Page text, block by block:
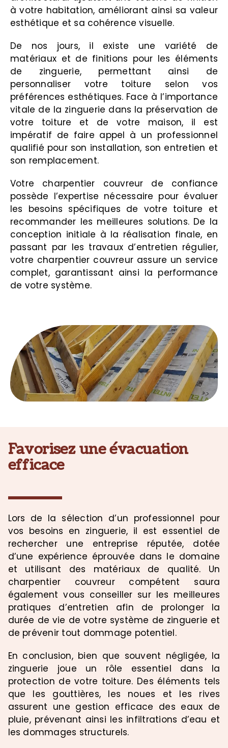
à votre habitation, améliorant ainsi sa valeur
esthétique et sa cohérence visuelle.
De nos jours, il existe une variété de
matériaux et de finitions pour les éléments
de zinguerie, permettant ainsi de
personnaliser votre toiture selon vos
préférences esthétiques. Face à l’importance
vitale de la zinguerie dans la préservation de
votre toiture et de votre maison, il est
impératif de faire appel à un professionnel
qualifié pour son installation, son entretien et
son remplacement.
Votre charpentier couvreur de confiance
possède l’expertise nécessaire pour évaluer
les besoins spécifiques de votre toiture et
recommander les meilleures solutions. De la
conception initiale à la réalisation finale, en
passant par les travaux d’entretien régulier,
votre charpentier couvreur assure un service
complet, garantissant ainsi la performance
de votre système.
Favorisez une évacuation
efficace
Lors de la sélection d’un professionnel pour
vos besoins en zinguerie, il est essentiel de
rechercher une entreprise réputée, dotée
d’une expérience éprouvée dans le domaine
et utilisant des matériaux de qualité. Un
charpentier couvreur compétent saura
également vous conseiller sur les meilleures
pratiques d’entretien afin de prolonger la
durée de vie de votre système de zinguerie et
de prévenir tout dommage potentiel.
En conclusion, bien que souvent négligée, la
zinguerie joue un rôle essentiel dans la
protection de votre toiture. Des éléments tels
que les gouttières, les noues et les rives
assurent une gestion efficace des eaux de
pluie, prévenant ainsi les infiltrations d’eau et
les dommages structurels.